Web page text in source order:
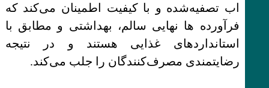
اب تصفیه‌شده و با کیفیت اطمینان می‌کند که
فرآورده ها نهایی سالم، بهداشتی و مطابق با
استانداردهای غذایی هستند و در نتیجه
رضایتمندی مصرف‌کنندگان را جلب می‌کند.